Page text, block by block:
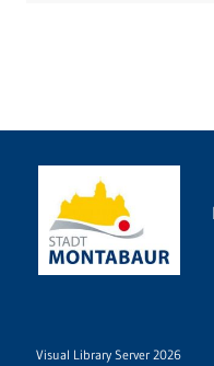
Visual Library Server 2026